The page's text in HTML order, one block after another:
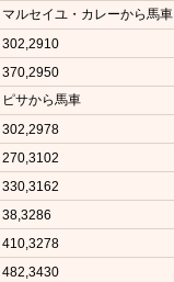
マルセイユ・カレーから馬車
302,2910
370,2950
ピサから馬車
302,2978
270,3102
330,3162
38,3286
410,3278
482,3430